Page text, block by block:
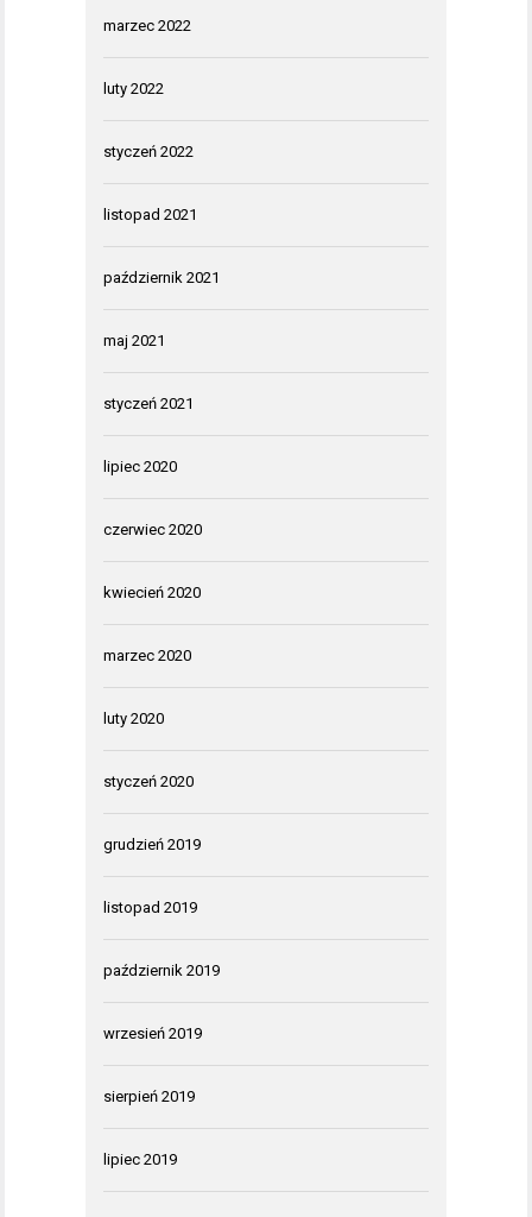
marzec 2022
luty 2022
styczeń 2022
listopad 2021
październik 2021
maj 2021
styczeń 2021
lipiec 2020
czerwiec 2020
kwiecień 2020
marzec 2020
luty 2020
styczeń 2020
grudzień 2019
listopad 2019
październik 2019
wrzesień 2019
sierpień 2019
lipiec 2019